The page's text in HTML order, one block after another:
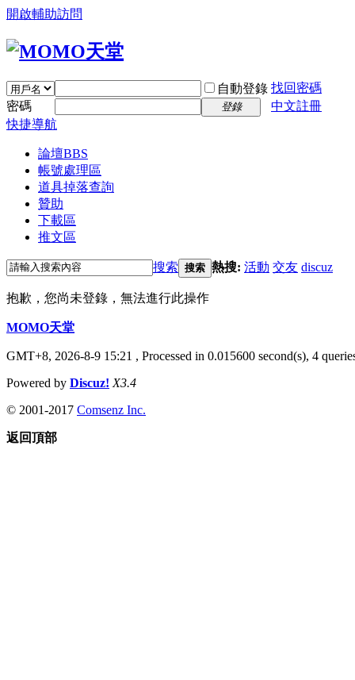
開啟輔助訪問
自動登錄 找回密碼
密碼
登錄
中文註冊
快捷導航
論壇BBS
帳號處理區
道具掉落查詢
贊助
下載區
推文區
搜索 搜索 熱搜: 活動 交友 discuz
抱歉，您尚未登錄，無法進行此操作
MOMO天堂
GMT+8, 2026-8-9 15:21 , Processed in 0.015600 second(s), 4
Powered by Discuz! X3.4
© 2001-2017 Comsenz Inc.
返回頂部